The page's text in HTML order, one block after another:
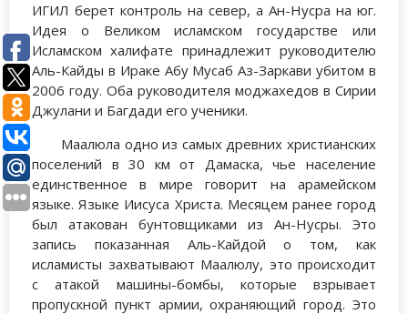
ИГИЛ берет контроль на север, а Ан-Нусра на юг.
Идея о Великом исламском государстве или
Исламском халифате принадлежит руководителю
Аль-Кайды в Ираке Абу Мусаб Аз-Заркави убитом в
2006 году. Оба руководителя моджахедов в Сирии
Джулани и Багдади его ученики.
Маалюла одно из самых древних христианских
поселений в 30 км от Дамаска, чье население
единственное в мире говорит на арамейском
языке. Языке Иисуса Христа. Месяцем ранее город
был атакован бунтовщиками из Ан-Нусры. Это
запись показанная Аль-Кайдой о том, как
исламисты захватывают Маалюлу, это происходит
с атакой машины-бомбы, которые взрывает
пропускной пункт армии, охраняющий город. Это